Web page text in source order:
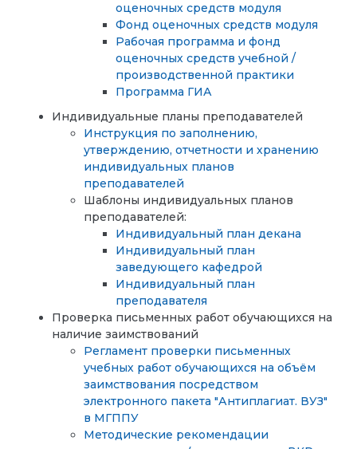
оценочных средств модуля
Фонд оценочных средств модуля
Рабочая программа и фонд
оценочных средств учебной /
производственной практики
Программа ГИА
Индивидуальные планы преподавателей
Инструкция по заполнению,
утверждению, отчетности и хранению
индивидуальных планов
преподавателей
Шаблоны индивидуальных планов
преподавателей:
Индивидуальный план декана
Индивидуальный план
заведующего кафедрой
Индивидуальный план
преподавателя
Проверка письменных работ обучающихся на
наличие заимствований
Регламент проверки письменных
учебных работ обучающихся на объём
заимствования посредством
электронного пакета "Антиплагиат. ВУЗ"
в МГППУ
Методические рекомендации